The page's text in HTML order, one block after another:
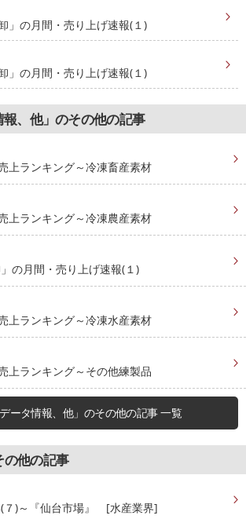
」の月間・売り上げ速報(１)
」の月間・売り上げ速報(１)
報、他」のその他の記事
上ランキング～冷凍畜産素材
上ランキング～冷凍農産素材
の月間・売り上げ速報(１)
上ランキング～冷凍水産素材
上ランキング～その他練製品
データ情報、他」のその他の記事 一覧
の他の記事
７)～『仙台市場』 [水産業界]